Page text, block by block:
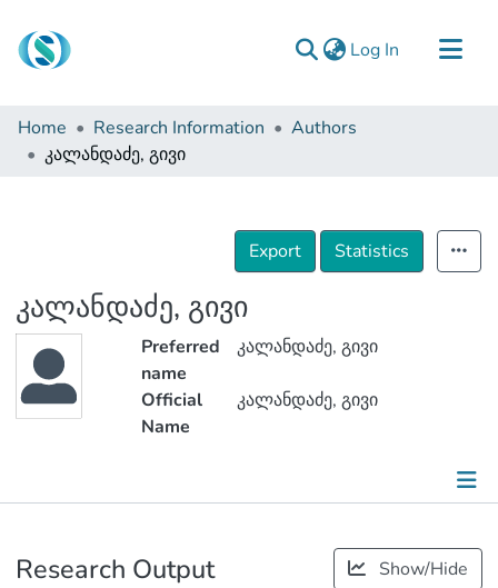
Log In (current)
Communities & Collections
Browse
Home Research Information
Authors
კალანდაძე, გივი
Export Statistics
კალანდაძე, გივი
Preferred
name
კალანდაძე, გივი
Official
Name
კალანდაძე, გივი
Research Output Show/Hide